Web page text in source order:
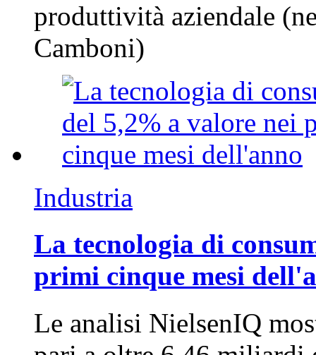
produttività aziendale
Camboni)
Industria
La tecnologia di
primi cinque mesi
Le analisi NielsenIQ